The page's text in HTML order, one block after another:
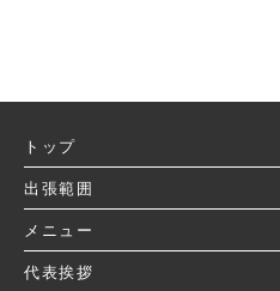
トップ
出張範囲
メニュー
代表挨拶